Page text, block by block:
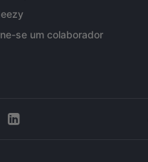
se um colaborador